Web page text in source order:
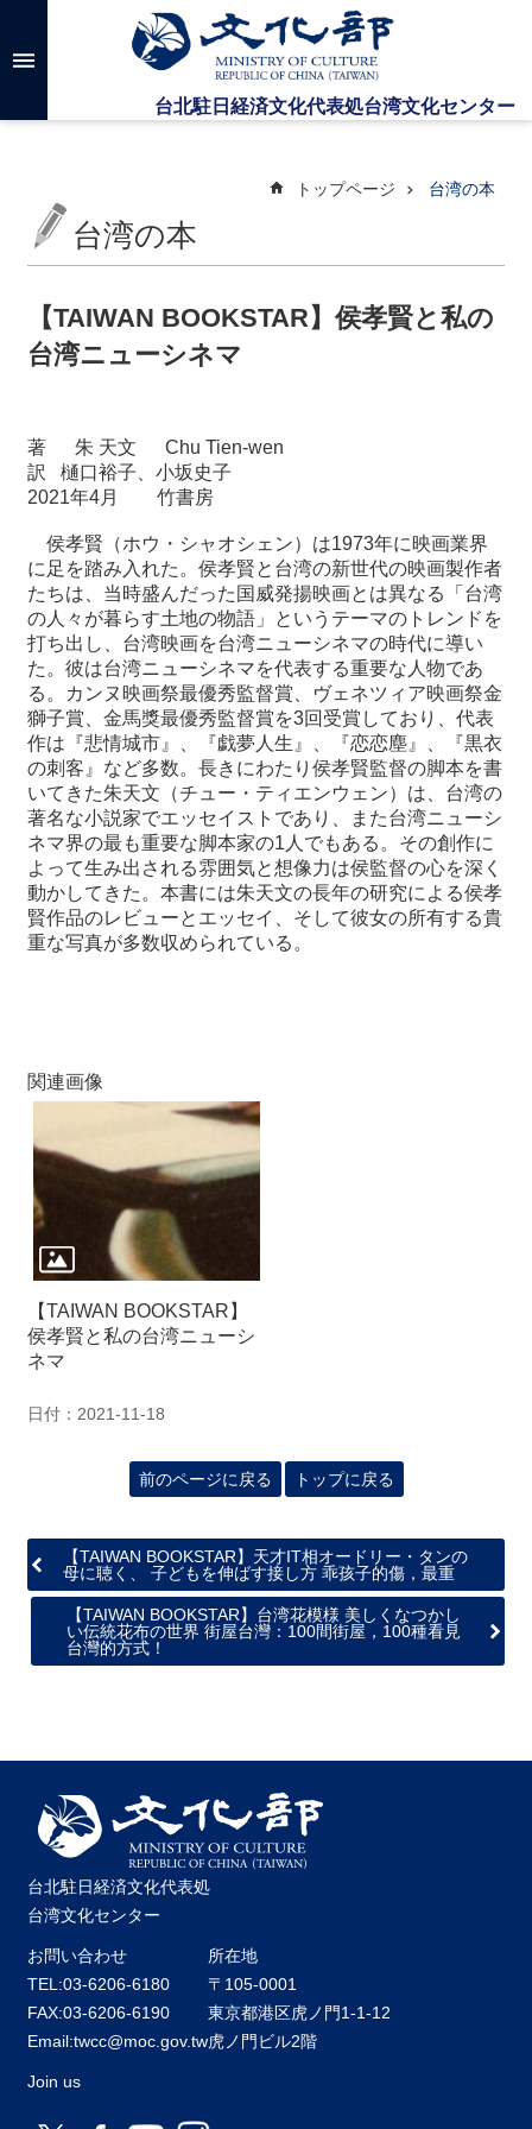
メインのコンテンツブロックにジャンプします
高
検
台
セ
に
つ
い
最
新
情
報
と
申
込
過
去
行
事
台
関
連
ン
ク
サ
イ
マ
トップページ 台湾の本
台湾の本
【TAIWAN BOOKSTAR】侯孝賢と私の
台湾ニューシネマ
著 朱 天文
Chu Tien-wen
訳 樋口裕子、小坂史子
2021年4月 竹書房
侯孝賢（ホウ・シャオシェン）は1973年に映画業界
に足を踏み入れた。侯孝賢と台湾の新世代の映画製作者
たちは、当時盛んだった国 威発揚映画とは異なる「台湾
の人々が暮らす土地の物語」というテーマのトレンドを
打ち出し、台湾映画を台湾ニューシネマの時代に導い
た。彼は台湾ニューシネマを代表する重要な人物であ
る。カンヌ映画祭最優秀監督賞、ヴェネツィア映画祭金
獅子賞、金馬獎最優秀監督賞を3回受賞しており、代表
作は『悲情城市』、『戯夢人生』、『恋恋塵』、『黒衣
の刺客』など多数。 長きにわたり侯孝賢監督の脚本を書
いてきた朱天文（チュー・ティ エンウェン）は、台湾の
著名な小説家でエッセイストであり、また台湾ニューシ
ネマ界の最も重要な脚本家の1 人でもある。その創作に
よって生み出される雰囲気と想像力は侯監督の心を深く
動かしてきた。本書には朱天文の長年の研究による侯孝
賢作品のレビューとエッセイ、そ して彼女の所有する貴
重な写真が多数収められている。
関連画像
【TAIWAN BOOKSTAR】
侯孝賢と私の台湾ニューシ
ネマ
日付：2021-11-18
前のページに戻る トップに戻る
【TAIWAN BOOKSTAR】天才IT相オードリー・タンの
母に聴く、 子どもを伸ばす接し方 乖孩子的傷，最重
【TAIWAN BOOKSTAR】台湾花模様 美しくなつかし
い伝統花布の世界 街屋台灣：100間街屋，100種看見
台灣的方式！
台北駐日経済文化代表処
台湾文化センター
お問い合わせ
TEL:03-6206-6180
FAX:03-6206-6190
Email:twcc@moc.gov.tw
所在地
〒105-0001
東京都港区虎ノ門1-1-12
虎ノ門ビル2階
Join us